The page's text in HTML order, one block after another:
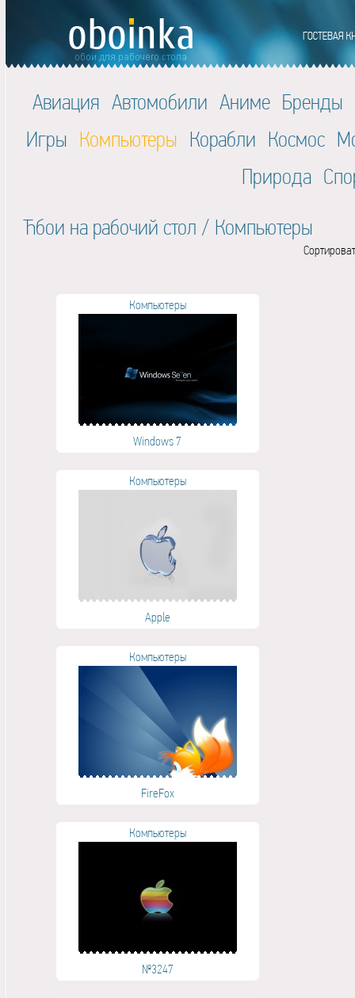
Авиация Автомобили Аниме Бренды
Игры Компьютеры Корабли Космос
Природа
Ћбои на рабочий стол / Компьютеры
Компьютеры
Windows 7
Компьютеры
Apple
Компьютеры
FireFox
Компьютеры
№3247